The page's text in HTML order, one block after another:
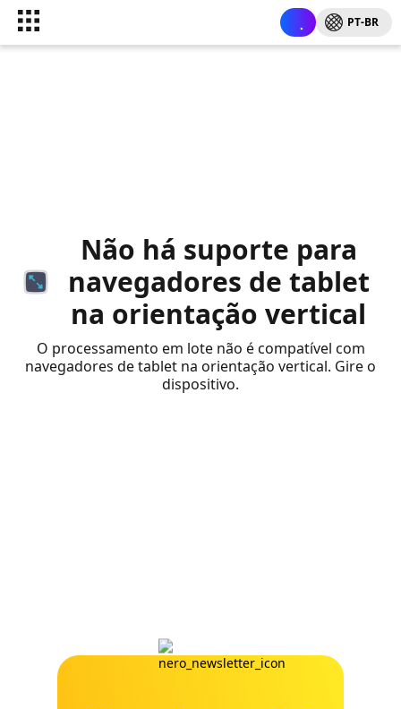
PT-BR
Não há suporte para
navegadores de tablet
na orientação vertical
O processamento em lote não é compatível com
navegadores de tablet na orientação vertical. Gire o
dispositivo.